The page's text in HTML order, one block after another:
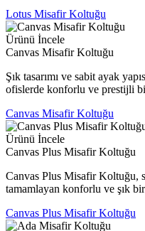
Lotus Misafir Koltuğu
Ürünü İncele
Canvas Misafir Koltuğu
Şık tasarımı ve sabit ayak
ofislerde konforlu ve prestijli
Canvas Misafir Koltuğu
Ürünü İncele
Canvas Plus Misafir Koltuğu
Canvas Plus Misafir Koltuğu,
tamamlayan konforlu ve şık
Canvas Plus Misafir Koltuğu